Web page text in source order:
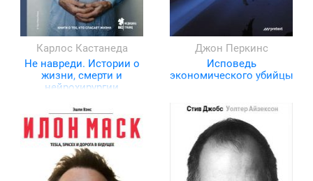
Карлос Кастанеда
Не навреди. Истории о
жизни, смерти и
нейрохирургии
Джон Перкинс
Исповедь
экономического убийцы